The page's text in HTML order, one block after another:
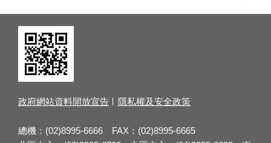
政府網站資料開放宣告 隱私權及安全政策
總機：(02)8995-6666 FAX：(02)8995-6665